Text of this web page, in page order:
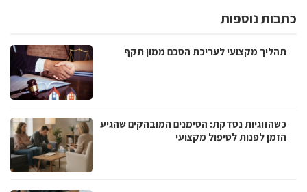
כתבות נוספות
תהליך מקצועי לעריכת הסכם ממון תקף
כשהזוגיות נסדקת: הסימנים המובהקים שהגיע
הזמן לפנות לטיפול מקצועי